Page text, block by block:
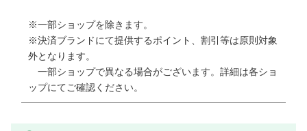
※一部ショップを除きます。
※決済ブランドにて提供するポイント、割引等は原則対象
外となります。
一部ショップで異なる場合がございます。詳細は各ショ
ップにてご確認ください。